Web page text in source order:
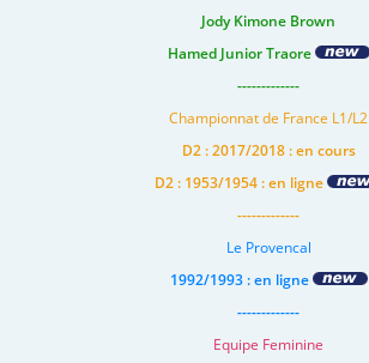
Jody Kimone Brown
Hamed Junior Traore
-------------
Championnat de France L1/L2
D2 : 2017/2018 : en cours
D2 : 1953/1954 : en ligne
-------------
Le Provencal
1992/1993 : en ligne
-------------
Equipe Feminine